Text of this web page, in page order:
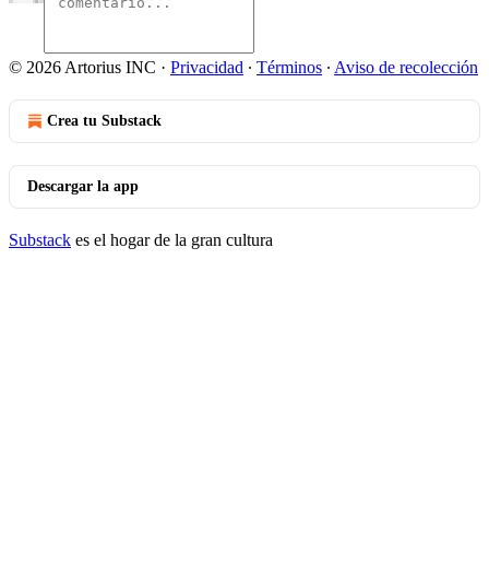
© 2026 Artorius INC · Privacidad ∙ Términos ∙ Aviso de recolección
Crea tu Substack
Descargar la app
Substack es el hogar de la gran cultura